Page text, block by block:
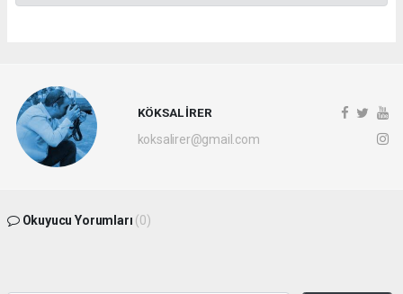
KÖKSAL İRER
koksalirer@gmail.com
Okuyucu Yorumları (0)